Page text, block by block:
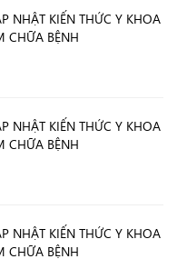
NHẬT KIẾN THỨC Y KHOA
CHỮA BỆNH
NHẬT KIẾN THỨC Y KHOA
CHỮA BỆNH
NHẬT KIẾN THỨC Y KHOA
CHỮA BỆNH